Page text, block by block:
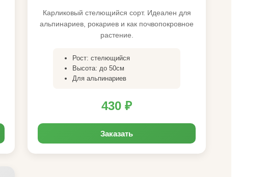
Карликовый стелющийся сорт. Идеален для
альпинариев, рокариев и как почвопокровное
растение.
Рост: стелющийся
Высота: до 50см
Для альпинариев
430 ₽
Заказать